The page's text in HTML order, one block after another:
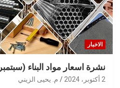
الاخبار
نشرة اسعار مواد البناء (سبتمبر 2024)
2 أكتوبر، 2024 م. يحيى الزيني